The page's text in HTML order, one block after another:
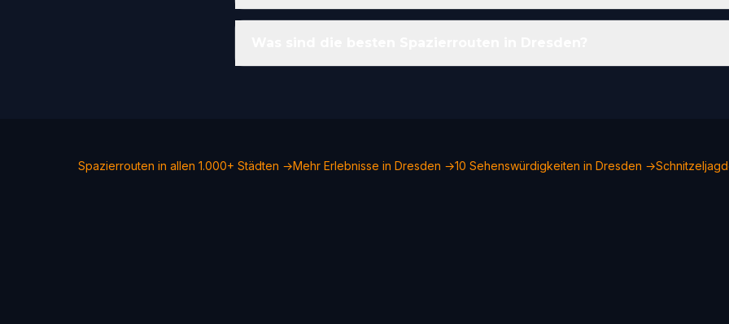
Spazierrouten in allen 1.000+ Städten →Mehr Erlebnisse in Dresden →10 Sehenswürdigkeiten in Dresden →